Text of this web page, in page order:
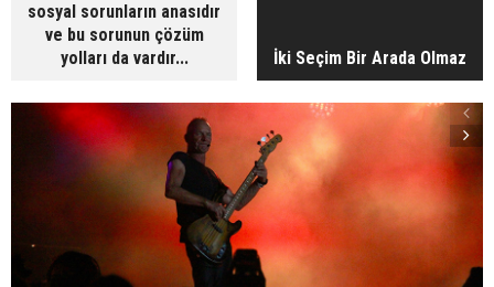
sosyal sorunların anasıdır
ve bu sorunun çözüm
yolları da vardır...
İki Seçim Bir Arada Olmaz